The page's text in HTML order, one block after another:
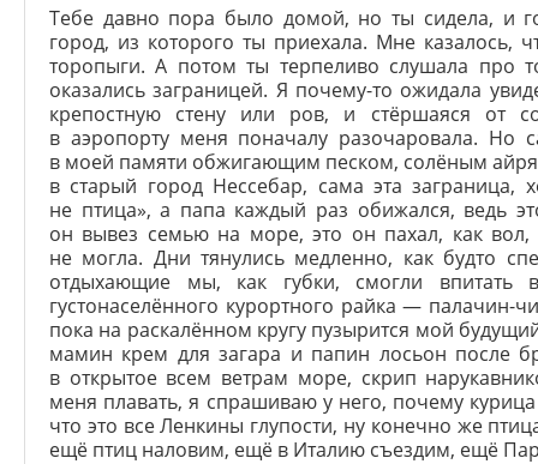
Тебе давно пора было домой, но ты сидела, и
город, из которого ты приехала. Мне
торопыги. А потом ты терпеливо слушала
оказались заграницей. Я почему-то ожидала
крепостную стену или ров, и стёршаяся от
в аэропорту меня поначалу разочаровала. Но
в моей памяти обжигающим песком, солёным
в старый город Нессебар, сама эта
не птица», а папа каждый раз обижался, ведь
он вывез семью на море, это он пахал, как вол,
не могла. Дни тянулись медленно, как будто
отдыхающие мы, как губки, смогли впитать
густонаселённого курортного райка —
пока на раскалённом кругу пузырится мой
мамин крем для загара и папин лосьон после
в открытое всем ветрам море, скрип
меня плавать, я спрашиваю у него, почему
что это все Ленкины глупости, ну конечно же
ещё птиц наловим, ещё в Италию съездим, ещё